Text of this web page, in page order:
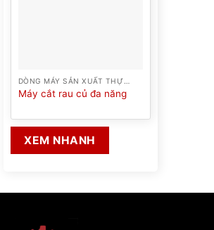
Máy cắt rau củ đa năng
XEM NHANH